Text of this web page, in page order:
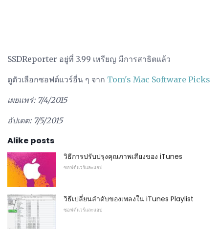
SSDReporter อยู่ที่ 3.99 เหรียญ มีการสาธิตแล้ว
ดูตัวเลือกซอฟต์แวร์อื่น ๆ จาก Tom's Mac Software Picks
เผยแพร่: 7/4/2015
อัปเดต: 7/5/2015
Alike posts
วิธีการปรับปรุงคุณภาพเสียงของ iTunes
ซอฟต์แวร์และแอป
วิธีเปลี่ยนลำดับของเพลงใน iTunes Playlist
ซอฟต์แวร์และแอป